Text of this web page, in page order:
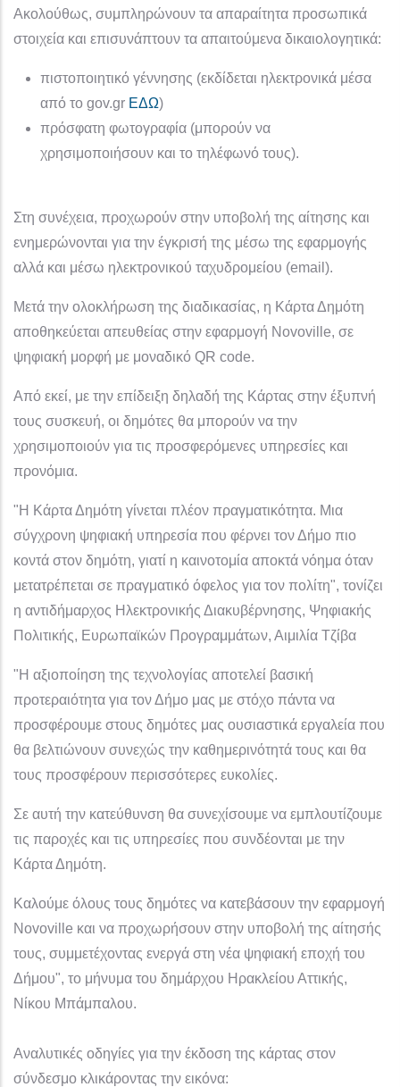
Ακολούθως, συμπληρώνουν τα απαραίτητα προσωπικά
στοιχεία και επισυνάπτουν τα απαιτούμενα δικαιολογητικά:
πιστοποιητικό γέννησης (εκδίδεται ηλεκτρονικά μέσα
από το gov.gr ΕΔΩ)
πρόσφατη φωτογραφία (μπορούν να
χρησιμοποιήσουν και το τηλέφωνό τους).
Στη συνέχεια, προχωρούν στην υποβολή της αίτησης και
ενημερώνονται για την έγκρισή της μέσω της εφαρμογής
αλλά και μέσω ηλεκτρονικού ταχυδρομείου (email).
Μετά την ολοκλήρωση της διαδικασίας, η Κάρτα Δημότη
αποθηκεύεται απευθείας στην εφαρμογή Novoville, σε
ψηφιακή μορφή με μοναδικό QR code.
Από εκεί, με την επίδειξη δηλαδή της Κάρτας στην έξυπνή
τους συσκευή, οι δημότες θα μπορούν να την
χρησιμοποιούν για τις προσφερόμενες υπηρεσίες και
προνόμια.
"H Κάρτα Δημότη γίνεται πλέον πραγματικότητα. Μια
σύγχρονη ψηφιακή υπηρεσία που φέρνει τον Δήμο πιο
κοντά στον δημότη, γιατί η καινοτομία αποκτά νόημα όταν
μετατρέπεται σε πραγματικό όφελος για τον πολίτη", τονίζει
η αντιδήμαρχος Ηλεκτρονικής Διακυβέρνησης, Ψηφιακής
Πολιτικής, Ευρωπαϊκών Προγραμμάτων, Αιμιλία Τζίβα
"Η αξιοποίηση της τεχνολογίας αποτελεί βασική
προτεραιότητα για τον Δήμο μας με στόχο πάντα να
προσφέρουμε στους δημότες μας ουσιαστικά εργαλεία που
θα βελτιώνουν συνεχώς την καθημερινότητά τους και θα
τους προσφέρουν περισσότερες ευκολίες.
Σε αυτή την κατεύθυνση θα συνεχίσουμε να εμπλουτίζουμε
τις παροχές και τις υπηρεσίες που συνδέονται με την
Κάρτα Δημότη.
Καλούμε όλους τους δημότες να κατεβάσουν την εφαρμογή
Novoville και να προχωρήσουν στην υποβολή της αίτησής
τους, συμμετέχοντας ενεργά στη νέα ψηφιακή εποχή του
Δήμου", το μήνυμα του δημάρχου Ηρακλείου Αττικής,
Νίκου Μπάμπαλου.
Αναλυτικές οδηγίες για την έκδοση της κάρτας στον
σύνδεσμο κλικάροντας την εικόνα: